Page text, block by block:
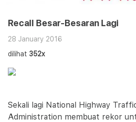
Recall Besar-Besaran Lagi
28 January 2016
dilihat 352x
Sekali lagi National Highway
Administration membuat rekor